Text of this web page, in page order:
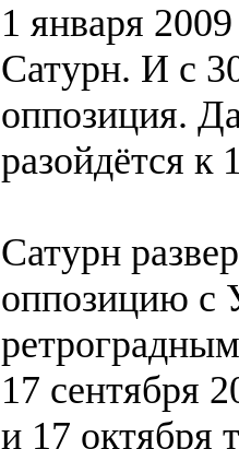
1 января
Сатурн. И с
оппозиция.
разойдётся к
Сатурн
оппозицию с
17 сентября
и 17 октября